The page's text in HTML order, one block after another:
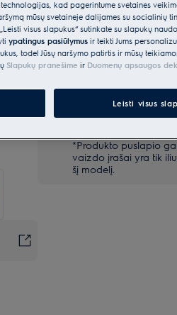
Parinktys, kad pirkimo
Siuntos pristatymas
Likite ramūs, mes viskuo
*Produkto puslapio
vaizdo įrašai yra tik
šį modelį.
kad pagerintume svetainės
mūsų svetainėje dalijamės su socialinių
visus slapukus“ sutinkate su slapukų
ypatingus pasiūlymus ir teikti Jums
todėl Jūsų naršymo patirtis ir mūsų
Slapukų pranešime ir Duomenų apsaugos
Leisti visus